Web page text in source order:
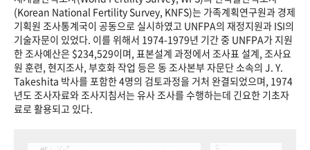
(Korean National Fertility Survey, KNFS)는 가족계획연구원과 경제
기획원 조사통계국이 공동으로 실시하였고 UNFPA의 재정지원과 ISI의
기술자문이 있었다. 이를 위해서 1974-1979년 기간 중 UNFPA가 지원
한 조사예산은 $234,529이며, 표본설계 과정에서 조사표 설계, 조사요
원 훈련, 현지조사, 부호화 작업 등은 동 조사본부 자문단 소속의 J. Y.
Takeshita 박사를 포함한 4명의 검토과정을 거처 완결되었으며, 1974
년도 조사자료와 조사지침서는 유사 조사를 수행하는데 긴요한 기초자
료로 활용되고 있다.